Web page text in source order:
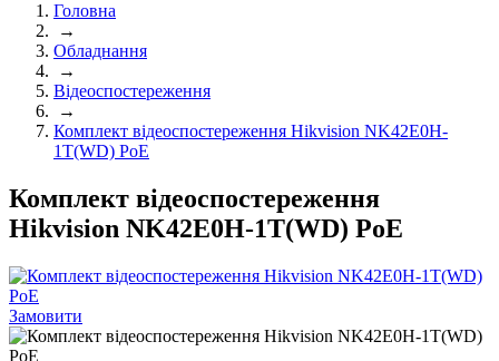
Головна
→
Обладнання
→
Відеоспостереження
→
Комплект відеоспостереження Hikvision NK42E0H-
1T(WD) PoE
Комплект відеоспостереження
Hikvision NK42E0H-1T(WD) PoE
Замовити